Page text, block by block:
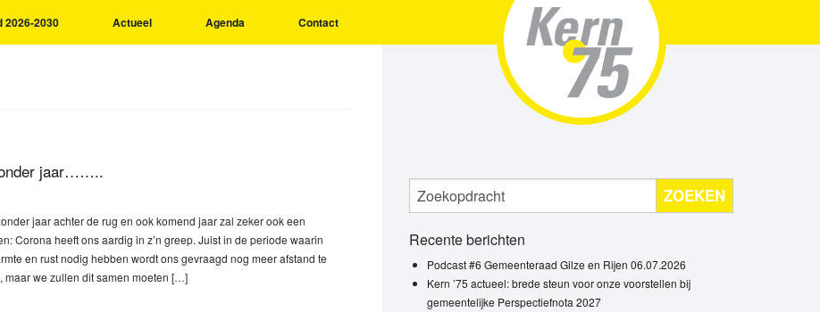
2026-2030 Actueel Agenda Contact
jaar……..
jaar achter de rug en ook komend jaar zal zeker ook een
Corona heeft ons aardig in z’n greep. Juist in de periode waarin
en rust nodig hebben wordt ons gevraagd nog meer afstand te
maar we zullen dit samen moeten […]
ZOEKEN
Recente berichten
Podcast #6 Gemeenteraad Gilze en Rijen 06.07.2026
Kern ’75 actueel: brede steun voor onze voorstellen bij
gemeentelijke Perspectiefnota 2027